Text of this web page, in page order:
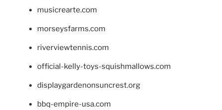
musicrearte.com
morseysfarms.com
riverviewtennis.com
official-kelly-toys-squishmallows.com
displaygardenonsuncrest.org
bbq-empire-usa.com